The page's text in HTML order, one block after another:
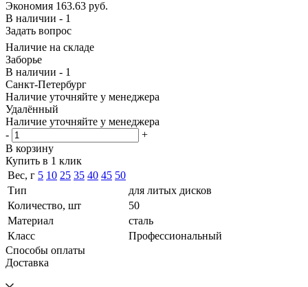
Экономия 163.63 руб.
В наличии - 1
Задать вопрос
Наличие на складе
Заборье
В наличии - 1
Санкт-Петербург
Наличие уточняйте у менеджера
Удалённый
Наличие уточняйте у менеджера
-
+
В корзину
Купить в 1 клик
Вес, г 5 10 25 35 40 45 50
Тип
для литых дисков
Количество, шт
50
Материал
сталь
Класс
Профессиональный
Способы оплаты
Доставка